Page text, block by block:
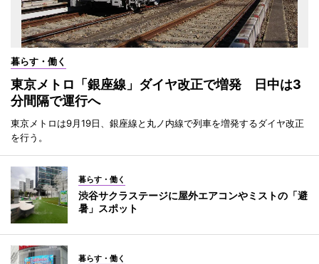
暮らす・働く
東京メトロ「銀座線」ダイヤ改正で増発 日中は3
分間隔で運行へ
東京メトロは9月19日、銀座線と丸ノ内線で列車を増発するダイヤ改正
を行う。
暮らす・働く
渋谷サクラステージに屋外エアコンやミストの「避
暑」スポット
暮らす・働く